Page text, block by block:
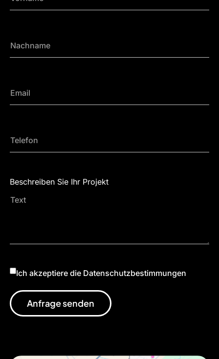
Beschreiben Sie Ihr Projekt
Ich akzeptiere die Datenschutzbestimmungen
Anfrage senden